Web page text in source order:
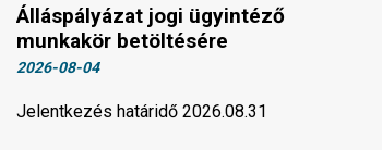
Álláspályázat jogi ügyintéző
munkakör betöltésére
2026-08-04
Jelentkezés határidő 2026.08.31